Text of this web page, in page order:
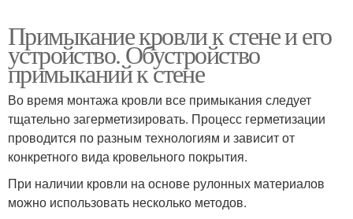
Примыкание кровли к стене и его
устройство. Обустройство
примыканий к стене
Во время монтажа кровли все примыкания следует
тщательно загерметизировать. Процесс герметизации
проводится по разным технологиям и зависит от
конкретного вида кровельного покрытия.
При наличии кровли на основе рулонных материалов
можно использовать несколько методов.